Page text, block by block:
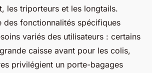
les triporteurs et les longtails.
des fonctionnalités spécifiques
variés des utilisateurs : certains
caisse avant pour les colis,
privilégient un porte-bagages